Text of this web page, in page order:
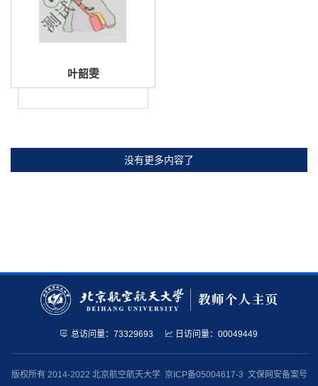
叶韶雯
没有更多内容了
总访问量： 73329693 日访问量：00049449
版权所有 2014-2022 北京航空航天大学 京ICP备05004617-3 文保网安备案号